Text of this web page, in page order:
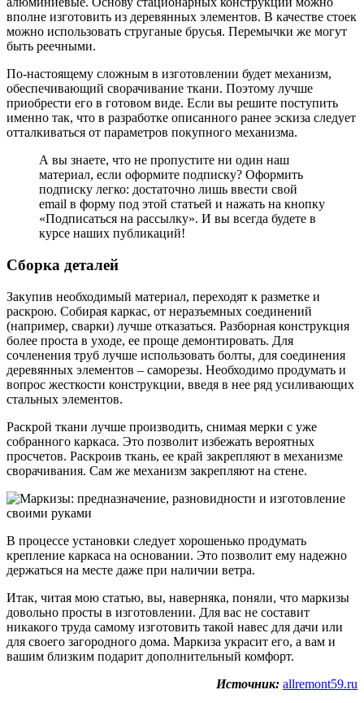
вполне изготовить из деревянных элементов. В качестве стоек
можно использовать струганые брусья. Перемычки же могут
быть реечными.
По-настоящему сложным в изготовлении будет механизм,
обеспечивающий сворачивание ткани. Поэтому лучше
приобрести его в готовом виде. Если вы решите поступить
именно так, что в разработке описанного ранее эскиза следует
отталкиваться от параметров покупного механизма.
А вы знаете, что не пропустите ни один наш
материал, если оформите подписку? Оформить
подписку легко: достаточно лишь ввести свой
email в форму под этой статьей и нажать на кнопку
«Подписаться на рассылку». И вы всегда будете в
курсе наших публикаций!
Сборка деталей
Закупив необходимый материал, переходят к разметке и
раскрою. Собирая каркас, от неразъемных соединений
(например, сварки) лучше отказаться. Разборная конструкция
более проста в уходе, ее проще демонтировать. Для
сочленения труб лучше использовать болты, для соединения
деревянных элементов – саморезы. Необходимо продумать и
вопрос жесткости конструкции, введя в нее ряд усиливающих
стальных элементов.
Раскрой ткани лучше производить, снимая мерки с уже
собранного каркаса. Это позволит избежать вероятных
просчетов. Раскроив ткань, ее край закрепляют в механизме
сворачивания. Сам же механизм закрепляют на стене.
В процессе установки следует хорошенько продумать
крепление каркаса на основании. Это позволит ему надежно
держаться на месте даже при наличии ветра.
Итак, читая мою статью, вы, наверняка, поняли, что маркизы
довольно просты в изготовлении. Для вас не составит
никакого труда самому изготовить такой навес для дачи или
для своего загородного дома. Маркиза украсит его, а вам и
вашим близким подарит дополнительный комфорт.
Источник: allremont59.ru